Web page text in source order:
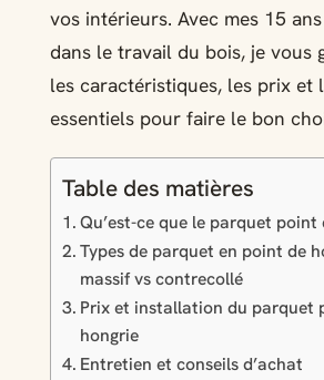
vos intérieurs. Avec mes 15
dans le travail du bois, je vous
les caractéristiques, les prix et
essentiels pour faire le bon
Table des matières
Qu’est-ce que le parquet point
Types de parquet en point de
massif vs contrecollé
Prix et installation du parquet
hongrie
Entretien et conseils d’achat